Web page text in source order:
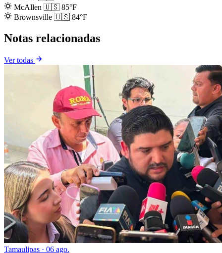
McAllen 🇺🇸 85°F
Brownsville 🇺🇸 84°F
Notas relacionadas
Ver todas
Tamaulipas · 06 ago.